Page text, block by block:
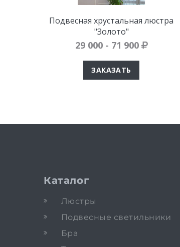
Подвесная хрустальная люстра
"Золото"
29 000 - 71 900
ЗАКАЗАТЬ
Каталог
Люстры
Подвесные светильники
Бра